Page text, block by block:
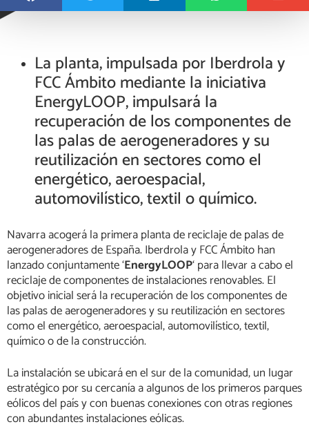
La planta, impulsada por Iberdrola y
FCC Ámbito mediante la iniciativa
EnergyLOOP, impulsará la
recuperación de los componentes de
las palas de aerogeneradores y su
reutilización en sectores como el
energético, aeroespacial,
automovilístico, textil o químico.
Navarra acogerá la primera planta de reciclaje de palas de
aerogeneradores de España. Iberdrola y FCC Ámbito han
lanzado conjuntamente ‘EnergyLOOP‘ para llevar a cabo el
reciclaje de componentes de instalaciones renovables. El
objetivo inicial será la recuperación de los componentes de
las palas de aerogeneradores y su reutilización en sectores
como el energético, aeroespacial, automovilístico, textil,
químico o de la construcción.
La instalación se ubicará en el sur de la comunidad, un lugar
estratégico por su cercanía a algunos de los primeros parques
eólicos del país y con buenas conexiones con otras regiones
con abundantes instalaciones eólicas.